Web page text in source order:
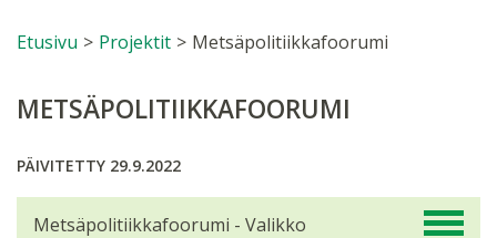
Etusivu > Projektit > Metsäpolitiikkafoorumi
METSÄPOLITIIKKAFOORUMI
PÄIVITETTY 29.9.2022
Metsäpolitiikkafoorumi - Valikko